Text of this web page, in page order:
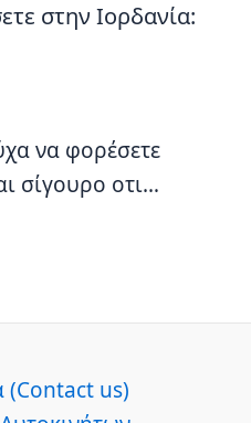
στην Ιορδανία:
να φορέσετε
σίγουρο οτι…
(Contact us)